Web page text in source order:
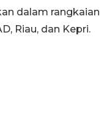
dalam rangkaian
Riau, dan Kepri.